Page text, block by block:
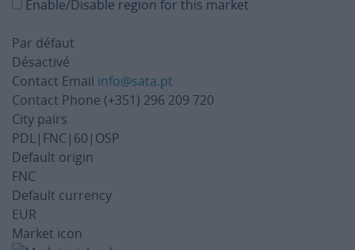
Enable/Disable region for this market
Par défaut
Désactivé
Contact Email info@sata.pt
Contact Phone (+351) 296 209 720
City pairs
PDL|FNC|60|OSP
Default origin
FNC
Default currency
EUR
Market icon